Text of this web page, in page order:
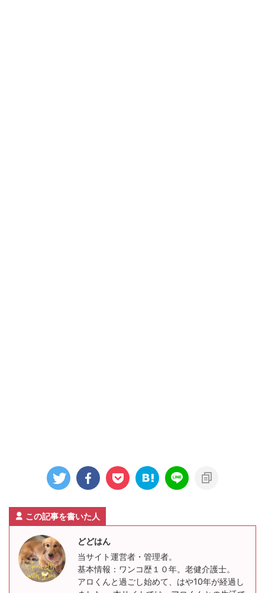
この記事を書いた人
どどはん
当サイト運営者・管理者。
基本情報：ワンコ歴１０年。老健介護士。
アロくんと過ごし始めて、はや10年が経過し